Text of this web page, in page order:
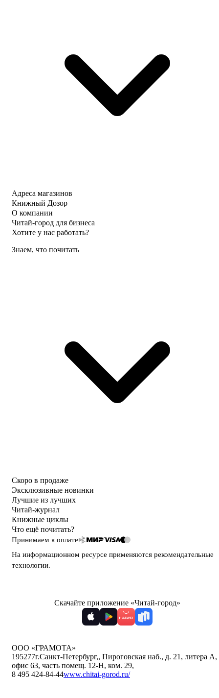
Адреса магазинов
Книжный Дозор
О компании
Читай-город для бизнеса
Хотите у нас работать?
Знаем, что почитать
Скоро в продаже
Эксклюзивные новинки
Лучшие из лучших
Читай-журнал
Книжные циклы
Что ещё почитать?
Принимаем к оплате
На информационном ресурсе применяются рекомендательные
технологии.
Скачайте приложение «Читай-город»
ООО «ГРАМОТА»
195277г.Санкт-Петербург,, Пироговская наб., д. 21, литера А,
офис 63, часть помещ. 12-Н, ком. 29,
8 495 424-84-44www.chitai-gorod.ru/